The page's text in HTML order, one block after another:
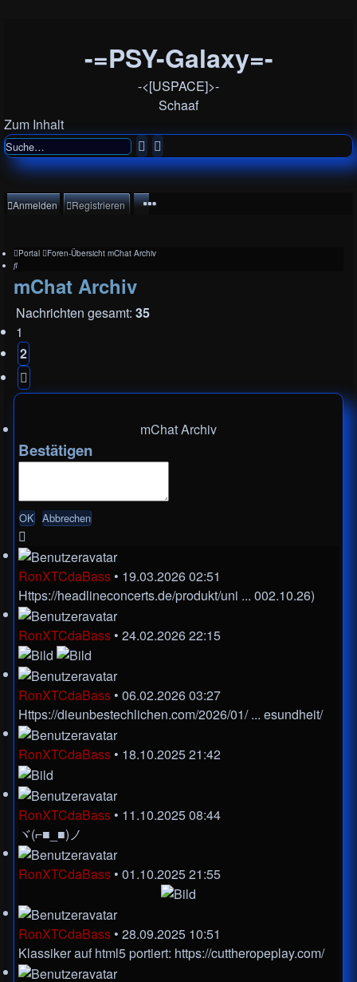
-=PSY-Galaxy=-
-<[USPACE]>-
Schaaf
Zum Inhalt
Suche
Suche
Anmelden Registrieren
Portal Foren-Übersicht mChat Archiv
Suche
mChat Archiv
Nachrichten gesamt: 35
1
2
mChat Archiv
Bestätigen
RonXTCdaBass • 19.03.2026 02:51
Https://headlineconcerts.de/produkt/uni ... 002.10.26)
RonXTCdaBass • 24.02.2026 22:15
RonXTCdaBass • 06.02.2026 03:27
Https://dieunbestechlichen.com/2026/01/ ... esundheit/
RonXTCdaBass • 18.10.2025 21:42
RonXTCdaBass • 11.10.2025 08:44
ヾ(⌐■_■)ノ
RonXTCdaBass • 01.10.2025 21:55
RonXTCdaBass • 28.09.2025 10:51
Klassiker auf html5 portiert: https://cuttheropeplay.com/